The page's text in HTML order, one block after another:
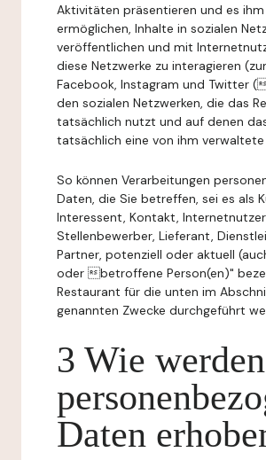
Aktivitäten präsentieren und es ihm
ermöglichen, Inhalte in sozialen
veröffentlichen und mit
diese Netzwerke zu interagieren
Facebook, Instagram und Twitter (
den sozialen Netzwerken, die das
tatsächlich nutzt und auf denen
tatsächlich eine von ihm
So können Verarbeitungen
Daten, die Sie betreffen, sei es als
Interessent, Kontakt,
Stellenbewerber, Lieferant,
Partner, potenziell oder aktuell
oder betroffene Person(en)"
Restaurant für die unten im
genannten Zwecke durchgeführt
3 Wie
Daten